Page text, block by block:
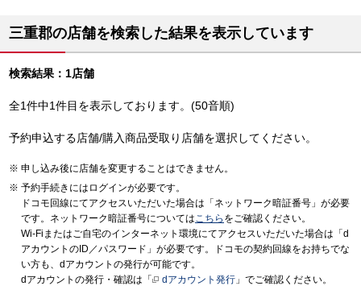
三重郡の店舗を検索した結果を表示しています
検索結果：1店舗
全1件中1件目を表示しております。(50音順)
予約申込する店舗/購入商品受取り店舗を選択してください。
申し込み後に店舗を変更することはできません。
予約手続きにはログインが必要です。
ドコモ回線にてアクセスいただいた場合は「ネットワーク暗証番号」が必要
です。ネットワーク暗証番号についてはこちら をご確認ください。
Wi-Fiまたはご自宅のインターネット環境にてアクセスいただいた場合は「d
アカウントのID／パスワード」が必要です。ドコモの契約回線をお持ちでな
い方も、dアカウントの発行が可能です。
dアカウントの発行・確認は「
dアカウント発行 」でご確認ください。